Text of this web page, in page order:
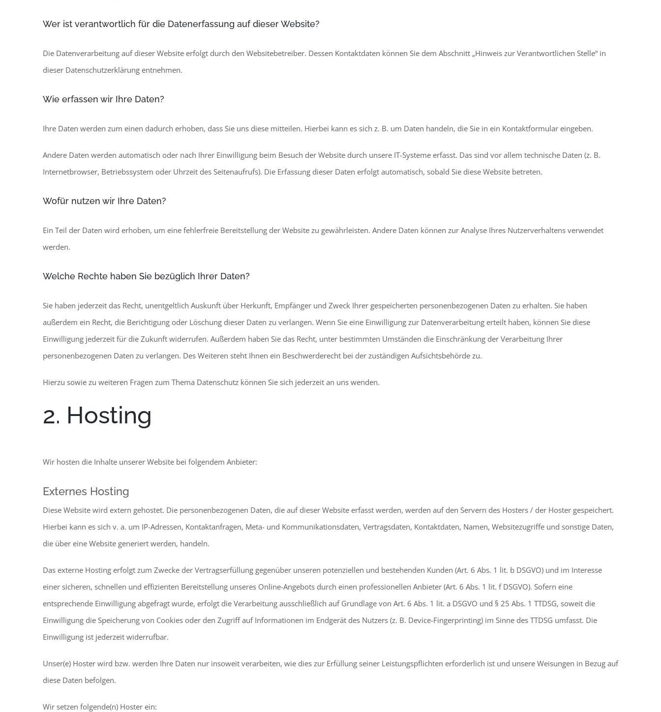
Wer ist verantwortlich für die Datenerfassung auf dieser Website?
Die Datenverarbeitung auf dieser Website erfolgt durch den Websitebetreiber. Dessen Kontaktdaten können Sie dem Abschnitt „Hinweis zur Verantwortlichen Stelle“ in
dieser Datenschutzerklärung entnehmen.
Wie erfassen wir Ihre Daten?
Ihre Daten werden zum einen dadurch erhoben, dass Sie uns diese mitteilen. Hierbei kann es sich z. B. um Daten handeln, die Sie in ein Kontaktformular eingeben.
Andere Daten werden automatisch oder nach Ihrer Einwilligung beim Besuch der Website durch unsere IT-Systeme erfasst. Das sind vor allem technische Daten (z. B.
Internetbrowser, Betriebssystem oder Uhrzeit des Seitenaufrufs). Die Erfassung dieser Daten erfolgt automatisch, sobald Sie diese Website betreten.
Wofür nutzen wir Ihre Daten?
Ein Teil der Daten wird erhoben, um eine fehlerfreie Bereitstellung der Website zu gewährleisten. Andere Daten können zur Analyse Ihres Nutzerverhaltens verwendet
werden.
Welche Rechte haben Sie bezüglich Ihrer Daten?
Sie haben jederzeit das Recht, unentgeltlich Auskunft über Herkunft, Empfänger und Zweck Ihrer gespeicherten personenbezogenen Daten zu erhalten. Sie haben
außerdem ein Recht, die Berichtigung oder Löschung dieser Daten zu verlangen. Wenn Sie eine Einwilligung zur Datenverarbeitung erteilt haben, können Sie diese
Einwilligung jederzeit für die Zukunft widerrufen. Außerdem haben Sie das Recht, unter bestimmten Umständen die Einschränkung der Verarbeitung Ihrer
personenbezogenen Daten zu verlangen. Des Weiteren steht Ihnen ein Beschwerderecht bei der zuständigen Aufsichtsbehörde zu.
Hierzu sowie zu weiteren Fragen zum Thema Datenschutz können Sie sich jederzeit an uns wenden.
2. Hosting
Wir hosten die Inhalte unserer Website bei folgendem Anbieter:
Externes Hosting
Diese Website wird extern gehostet. Die personenbezogenen Daten, die auf dieser Website erfasst werden, werden auf den Servern des Hosters / der Hoster gespeichert.
Hierbei kann es sich v. a. um IP-Adressen, Kontaktanfragen, Meta- und Kommunikationsdaten, Vertragsdaten, Kontaktdaten, Namen, Websitezugriffe und sonstige Daten,
die über eine Website generiert werden, handeln.
Das externe Hosting erfolgt zum Zwecke der Vertragserfüllung gegenüber unseren potenziellen und bestehenden Kunden (Art. 6 Abs. 1 lit. b DSGVO) und im Interesse
einer sicheren, schnellen und effizienten Bereitstellung unseres Online-Angebots durch einen professionellen Anbieter (Art. 6 Abs. 1 lit. f DSGVO). Sofern eine
entsprechende Einwilligung abgefragt wurde, erfolgt die Verarbeitung ausschließlich auf Grundlage von Art. 6 Abs. 1 lit. a DSGVO und § 25 Abs. 1 TTDSG, soweit die
Einwilligung die Speicherung von Cookies oder den Zugriff auf Informationen im Endgerät des Nutzers (z. B. Device-Fingerprinting) im Sinne des TTDSG umfasst. Die
Einwilligung ist jederzeit widerrufbar.
Unser(e) Hoster wird bzw. werden Ihre Daten nur insoweit verarbeiten, wie dies zur Erfüllung seiner Leistungspflichten erforderlich ist und unsere Weisungen in Bezug auf
diese Daten befolgen.
Wir setzen folgende(n) Hoster ein: